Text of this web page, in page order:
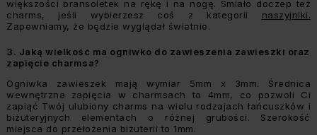
większości bransoletek na rękę i na nogę. Śmiało doczep też
charms, jeśli wybierzesz coś z kategorii naszyjniki.
Zapewniamy, że będzie wyglądał świetnie.
3. Jaką wielkość ma ogniwko do zawieszenia zawieszki oraz
zapięcie charmsa?
Ogniwka zawieszek mają wymiar 5mm x 3mm. Średnica
wewnętrzna zapięcia w charmsach to 4mm, co pozwoli Ci
zapiąć Twój ulubiony charms na wielu rodzajach łańcuszków i
biżuteryjnych elementach o różnej grubości. Szerokość
miejsca do przełożenia biżuterii to 1mm.